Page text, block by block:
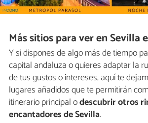
Más sitios para ver en Sevilla
Y si dispones de algo más de tiempo
capital andaluza o quieres adaptar la
de tus gustos o intereses, aquí te
lugares añadidos que te permitirán
itinerario principal odescubrir otros
encantadores de Sevilla.